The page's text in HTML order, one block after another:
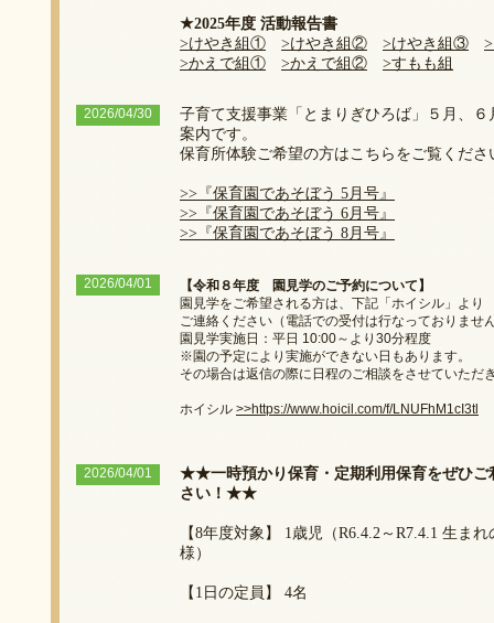
★2025年度 活動報告書
>けやき組①
>けやき組② >けやき組③
>かえで組①
>かえで組② >すもも組
2026/04/30
子育て支援事業「とまりぎひろば」５月、６
案内です。
保育所体験ご希望の方はこちらをご覧くださ
>>『保育園であそぼう 5月号』
>>『保育園であそぼう 6月号』
>>『保育園であそぼう 8月号』
2026/04/01
【令和８年度 園見学のご予約について】
園見学をご希望される方は、下記「ホイシル」より
ご連絡ください（電話での受付は行なっておりませ
園見学実施日：平日 10:00～より30分程度
※園の予定により実施ができない日もあります。
その場合は返信の際に日程のご相談をさせていただ
ホイシル >>https://www.hoicil.com/f/LNUFhM1cI3tl
2026/04/01
★★一時預かり保育・定期利用保育をぜひご
さい！★★
【8年度対象】 1歳児（R6.4.2～R7.4.1 生まれ
様）
【1日の定員】 4名